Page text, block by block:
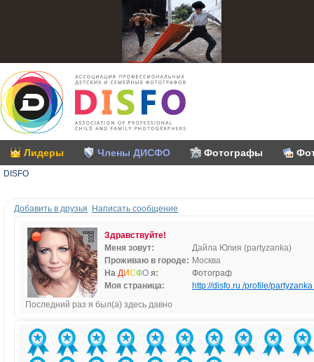
Лидеры Члены ДИСФО Фотографы
DISFO
Добавить в друзья Написать сообщение
Здравствуйте!
Меня зовут:
Дайла Юлия (partyzanka)
Проживаю в городе: Москва
На ДИСФО я:
Фотограф
Моя страница:
http://disfo.ru /profile/partyzanka
Последний раз я был(а) здесь давно